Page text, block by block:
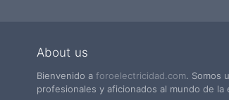
About us
Bienvenido a foroelectricidad.com. Somos
profesionales y aficionados al mundo de la